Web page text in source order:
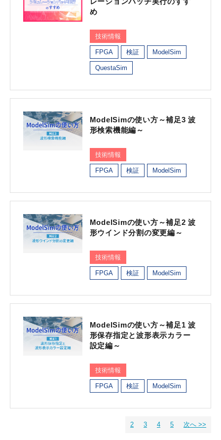
め
技術情報
FPGA 検証 ModelSim
QuestaSim
ModelSimの使い方～補足3 波
形検索機能編～
技術情報
FPGA 検証 ModelSim
ModelSimの使い方～補足2 波
形ウインド分割の変更編～
技術情報
FPGA 検証 ModelSim
ModelSimの使い方～補足1 波
形保存指定と波形表示カラー
設定編～
技術情報
FPGA 検証 ModelSim
2 3 4 5 次へ >>